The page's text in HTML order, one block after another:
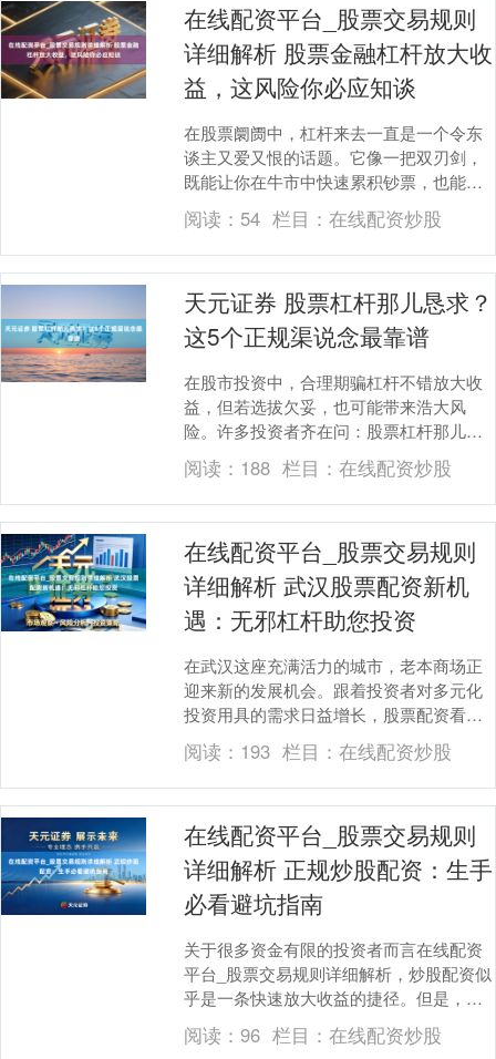
在线配资平台_股票交易规则
详细解析 股票金融杠杆放大收
益，这风险你必应知谈
在股票阛阓中，杠杆来去一直是一个令东
谈主又爱又恨的话题。它像一把双刃剑，
既能让你在牛市中快速累积钞票，也能在
熊市中让你血本无归。关于许多渴慕快速
致富的投资者来说....
阅读： 54 栏目： 在线配资炒股
天元证券 股票杠杆那儿恳求？
这5个正规渠说念最靠谱
在股市投资中，合理期骗杠杆不错放大收
益，但若选拔欠妥，也可能带来浩大风
险。许多投资者齐在问：股票杠杆那儿恳
求？试验上，市面上声称提供“低门槛、高
杠杆”的渠说念鱼....
阅读： 188 栏目： 在线配资炒股
在线配资平台_股票交易规则
详细解析 武汉股票配资新机
遇：无邪杠杆助您投资
在武汉这座充满活力的城市，老本商场正
迎来新的发展机会。跟着投资者对多元化
投资用具的需求日益增长，股票配资看成
一种无邪的杠杆用具，正逐步成为武汉投
资者优化资金成立....
阅读： 193 栏目： 在线配资炒股
在线配资平台_股票交易规则
详细解析 正规炒股配资：生手
必看避坑指南
关于很多资金有限的投资者而言在线配资
平台_股票交易规则详细解析，炒股配资似
乎是一条快速放大收益的捷径。但是，配
资商场鱼龙混合，稍有失慎便可能落入陷
坑。本文将为您....
阅读：96 栏目： 在线配资炒股